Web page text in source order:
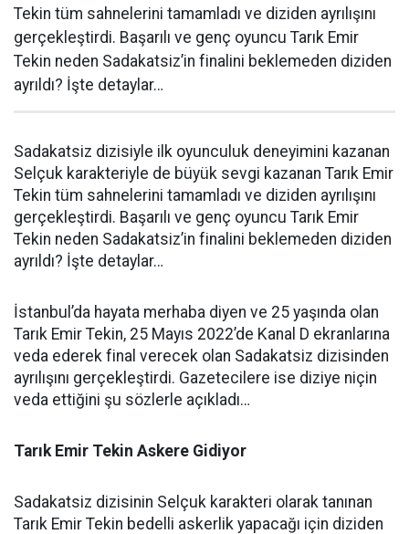
Tekin tüm sahnelerini tamamladı ve diziden ayrılışını
gerçekleştirdi. Başarılı ve genç oyuncu Tarık Emir
Tekin neden Sadakatsiz’in finalini beklemeden diziden
ayrıldı? İşte detaylar…
Sadakatsiz dizisiyle ilk oyunculuk deneyimini kazanan
Selçuk karakteriyle de büyük sevgi kazanan Tarık Emir
Tekin tüm sahnelerini tamamladı ve diziden ayrılışını
gerçekleştirdi. Başarılı ve genç oyuncu Tarık Emir
Tekin neden Sadakatsiz’in finalini beklemeden diziden
ayrıldı? İşte detaylar…
İstanbul’da hayata merhaba diyen ve 25 yaşında olan
Tarık Emir Tekin, 25 Mayıs 2022’de Kanal D ekranlarına
veda ederek final verecek olan Sadakatsiz dizisinden
ayrılışını gerçekleştirdi. Gazetecilere ise diziye niçin
veda ettiğini şu sözlerle açıkladı…
Tarık Emir Tekin Askere Gidiyor
Sadakatsiz dizisinin Selçuk karakteri olarak tanınan
Tarık Emir Tekin bedelli askerlik yapacağı için diziden